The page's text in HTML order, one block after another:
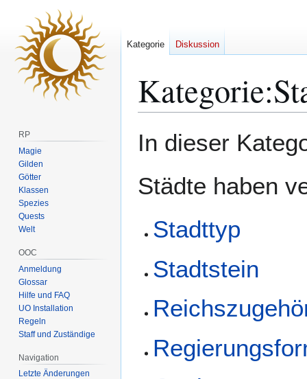
Kategorie:
Navigation
Suche
In dieser
Städte haben
Stadttyp
Stadtstein
Kategorie Diskussion
RP
Magie
Gilden
Götter
Klassen
Spezies
Quests
Welt
OOC
Anmeldung
Glossar
Hilfe und FAQ
UO Installation
Regeln
Staff und Zuständige
Navigation
Letzte Änderungen